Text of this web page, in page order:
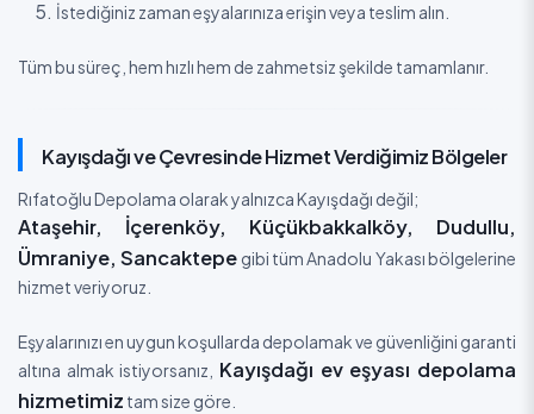
İstediğiniz zaman eşyalarınıza erişin veya teslim alın.
Tüm bu süreç, hem hızlı hem de zahmetsiz şekilde tamamlanır.
Kayışdağı ve Çevresinde Hizmet Verdiğimiz Bölgeler
Rıfatoğlu Depolama olarak yalnızca Kayışdağı değil;
Ataşehir, İçerenköy, Küçükbakkalköy, Dudullu,
Ümraniye, Sancaktepe gibi tüm Anadolu Yakası bölgelerine
hizmet veriyoruz.
Eşyalarınızı en uygun koşullarda depolamak ve güvenliğini garanti
altına almak istiyorsanız, Kayışdağı ev eşyası depolama
hizmetimiz tam size göre.